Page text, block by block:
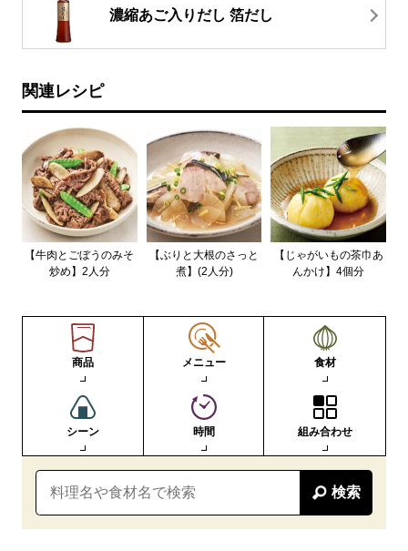
濃縮あご入りだし 箔だし
関連レシピ
【牛肉とごぼうのみそ
炒め】2人分
【ぶりと大根のさっと
煮】(2人分)
【じゃがいもの茶巾あ
んかけ】4個分
商品 メニュー 食材
シーン 時間 組み合わせ
検索